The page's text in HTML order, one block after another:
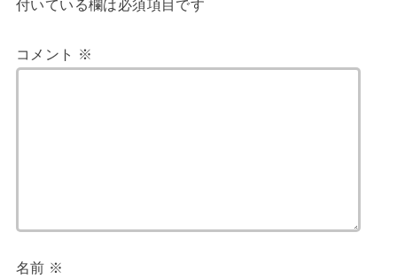
付いている欄は必須項目です
コメント ※
名前 ※